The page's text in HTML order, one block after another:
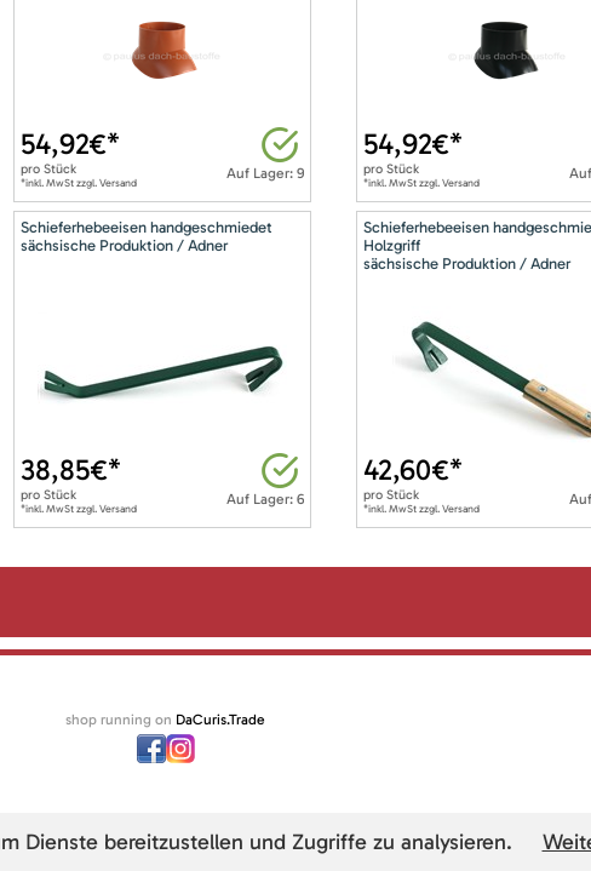
Auf Lager: 9
54,92€*
pro Stück
*inkl. MwSt zzgl. Versand
54,92€*
pro Stück
*inkl. MwSt zzgl. Versand
Schieferhebeeisen handgeschmiedet
sächsische Produktion / Adner
Auf Lager: 6
38,85€*
pro Stück
*inkl. MwSt zzgl. Versand
Schieferhebeeisen
Holzgriff
sächsische Produktion / Adner
42,60€*
pro Stück
*inkl. MwSt zzgl. Versand
shop running on DaCuris.Trade
Dienste bereitzustellen und Zugriffe zu analysieren.